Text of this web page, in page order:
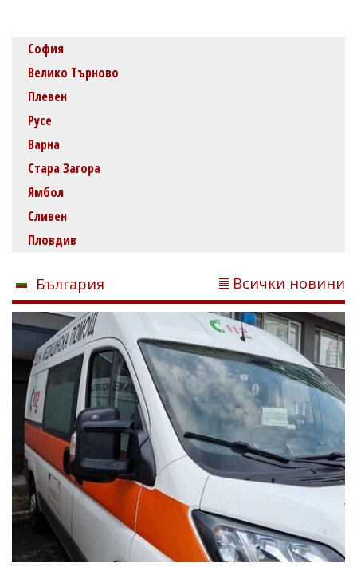
София
Велико Търново
Плевен
Русе
Варна
Стара Загора
Ямбол
Сливен
Пловдив
България Всички новини